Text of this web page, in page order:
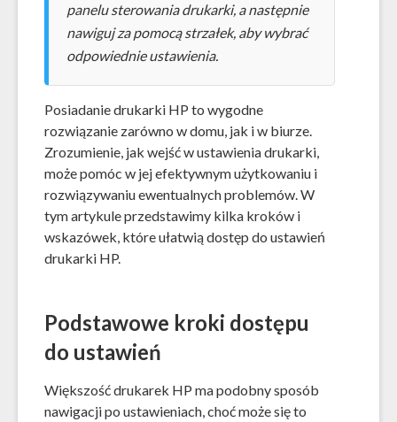
panelu sterowania drukarki, a następnie
nawiguj za pomocą strzałek, aby wybrać
odpowiednie ustawienia.
Posiadanie drukarki HP to wygodne
rozwiązanie zarówno w domu, jak i w biurze.
Zrozumienie, jak wejść w ustawienia drukarki,
może pomóc w jej efektywnym użytkowaniu i
rozwiązywaniu ewentualnych problemów. W
tym artykule przedstawimy kilka kroków i
wskazówek, które ułatwią dostęp do ustawień
drukarki HP.
Podstawowe kroki dostępu
do ustawień
Większość drukarek HP ma podobny sposób
nawigacji po ustawieniach, choć może się to